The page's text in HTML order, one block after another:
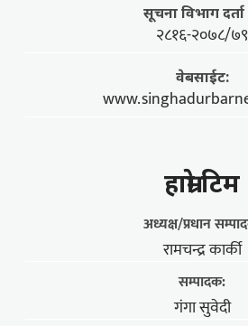
सूचना विभाग
२८१६-२०७८/७९
वेबसाईट:
हाम्राे टिम
अध्यक्ष/प्रधान
रामचन्द्र कार्की
सम्पादक:
गंगा सुवेदी